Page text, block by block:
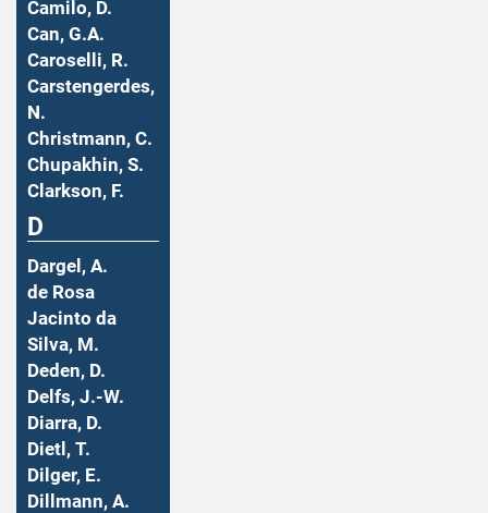
Camilo, D.
Can, G.A.
Caroselli, R.
Carstengerdes,
N.
Christmann, C.
Chupakhin, S.
Clarkson, F.
D
Dargel, A.
de Rosa
Jacinto da
Silva, M.
Deden, D.
Delfs, J.-W.
Diarra, D.
Dietl, T.
Dilger, E.
Dillmann, A.